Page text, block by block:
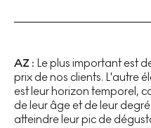
AZ : Le plus important est
prix de nos clients. L'autre
est leur horizon temporel,
de leur âge et de leur
atteindre leur pic de